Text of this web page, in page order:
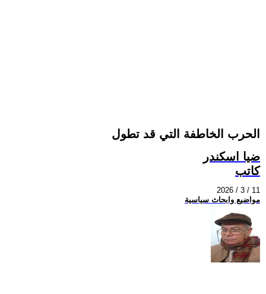
الحرب الخاطفة التي قد تطول
ضيا اسكندر
كاتب
2026 / 3 / 11
مواضيع وابحاث سياسية